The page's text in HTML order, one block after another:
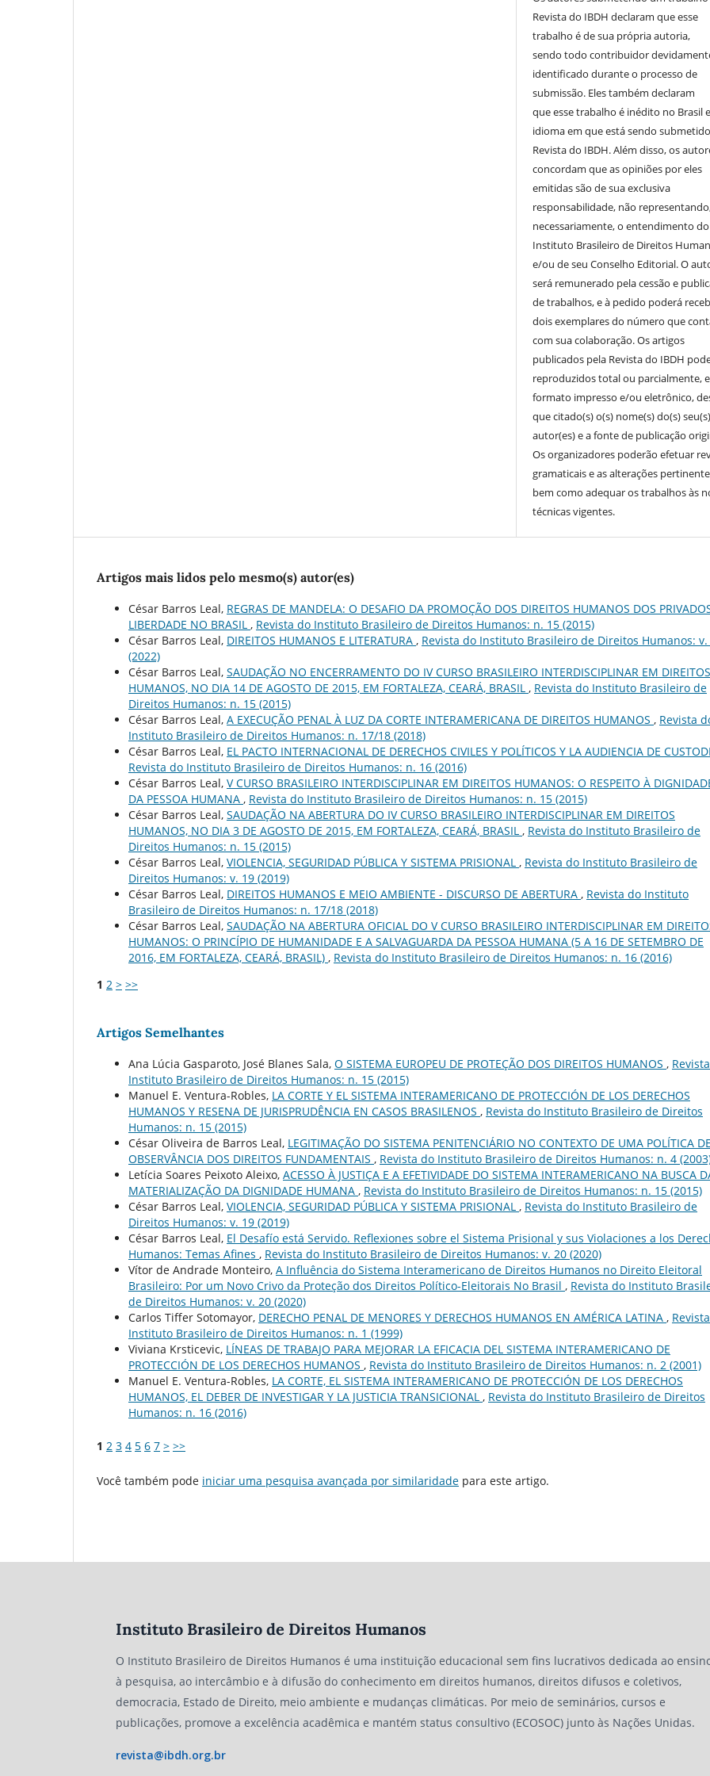
Revista do IBDH declaram que esse
trabalho é de sua própria autoria,
sendo todo contribuidor
identificado durante o processo de
submissão. Eles também declaram
que esse trabalho é inédito no Brasil
idioma em que está sendo
Revista do IBDH. Além disso, os
concordam que as opiniões por eles
emitidas são de sua exclusiva
responsabilidade, não
necessariamente, o entendimento do
Instituto Brasileiro de Direitos
e/ou de seu Conselho Editorial. O
será remunerado pela cessão e
de trabalhos, e à pedido poderá
dois exemplares do número que
com sua colaboração. Os artigos
publicados pela Revista do IBDH
reproduzidos total ou parcialmente,
formato impresso e/ou eletrônico,
que citado(s) o(s) nome(s) do(s) seu(s)
autor(es) e a fonte de publicação
Os organizadores poderão efetuar
gramaticais e as alterações
bem como adequar os trabalhos às
técnicas vigentes.
Artigos mais lidos pelo mesmo(s) autor(es)
César Barros Leal, REGRAS DE MANDELA: O DESAFIO DA PROMOÇÃO DOS DIREITOS HUMANOS DOS
LIBERDADE NO BRASIL , Revista do Instituto Brasileiro de Direitos Humanos: n. 15 (2015)
César Barros Leal, DIREITOS HUMANOS E LITERATURA , Revista do Instituto Brasileiro de Direitos Humanos: v.
(2022)
César Barros Leal, SAUDAÇÃO NO ENCERRAMENTO DO IV CURSO BRASILEIRO INTERDISCIPLINAR EM DIREITOS
HUMANOS, NO DIA 14 DE AGOSTO DE 2015, EM FORTALEZA, CEARÁ, BRASIL , Revista do Instituto Brasileiro de
Direitos Humanos: n. 15 (2015)
César Barros Leal, A EXECUÇÃO PENAL À LUZ DA CORTE INTERAMERICANA DE DIREITOS HUMANOS , Revista
Instituto Brasileiro de Direitos Humanos: n. 17/18 (2018)
César Barros Leal, EL PACTO INTERNACIONAL DE DERECHOS CIVILES Y POLÍTICOS Y LA AUDIENCIA DE
Revista do Instituto Brasileiro de Direitos Humanos: n. 16 (2016)
César Barros Leal, V CURSO BRASILEIRO INTERDISCIPLINAR EM DIREITOS HUMANOS: O RESPEITO À
DA PESSOA HUMANA , Revista do Instituto Brasileiro de Direitos Humanos: n. 15 (2015)
César Barros Leal, SAUDAÇÃO NA ABERTURA DO IV CURSO BRASILEIRO INTERDISCIPLINAR EM DIREITOS
HUMANOS, NO DIA 3 DE AGOSTO DE 2015, EM FORTALEZA, CEARÁ, BRASIL , Revista do Instituto Brasileiro de
Direitos Humanos: n. 15 (2015)
César Barros Leal, VIOLENCIA, SEGURIDAD PÚBLICA Y SISTEMA PRISIONAL , Revista do Instituto Brasileiro de
Direitos Humanos: v. 19 (2019)
César Barros Leal, DIREITOS HUMANOS E MEIO AMBIENTE - DISCURSO DE ABERTURA , Revista do Instituto
Brasileiro de Direitos Humanos: n. 17/18 (2018)
César Barros Leal, SAUDAÇÃO NA ABERTURA OFICIAL DO V CURSO BRASILEIRO INTERDISCIPLINAR EM
HUMANOS: O PRINCÍPIO DE HUMANIDADE E A SALVAGUARDA DA PESSOA HUMANA (5 A 16 DE SETEMBRO DE
2016, EM FORTALEZA, CEARÁ, BRASIL) , Revista do Instituto Brasileiro de Direitos Humanos: n. 16 (2016)
1 2 > >>
Artigos Semelhantes
Ana Lúcia Gasparoto, José Blanes Sala, O SISTEMA EUROPEU DE PROTEÇÃO DOS DIREITOS HUMANOS ,
Instituto Brasileiro de Direitos Humanos: n. 15 (2015)
Manuel E. Ventura-Robles, LA CORTE Y EL SISTEMA INTERAMERICANO DE PROTECCIÓN DE LOS DERECHOS
HUMANOS Y RESENA DE JURISPRUDÊNCIA EN CASOS BRASILENOS , Revista do Instituto Brasileiro de Direitos
Humanos: n. 15 (2015)
César Oliveira de Barros Leal, LEGITIMAÇÃO DO SISTEMA PENITENCIÁRIO NO CONTEXTO DE UMA POLÍTICA DE
OBSERVÂNCIA DOS DIREITOS FUNDAMENTAIS , Revista do Instituto Brasileiro de Direitos Humanos: n. 4
Letícia Soares Peixoto Aleixo, ACESSO À JUSTIÇA E A EFETIVIDADE DO SISTEMA INTERAMERICANO NA BUSCA
MATERIALIZAÇÃO DA DIGNIDADE HUMANA , Revista do Instituto Brasileiro de Direitos Humanos: n. 15 (2015)
César Barros Leal, VIOLENCIA, SEGURIDAD PÚBLICA Y SISTEMA PRISIONAL , Revista do Instituto Brasileiro de
Direitos Humanos: v. 19 (2019)
César Barros Leal, El Desafío está Servido. Reflexiones sobre el Sistema Prisional y sus Violaciones a los
Humanos: Temas Afines , Revista do Instituto Brasileiro de Direitos Humanos: v. 20 (2020)
Vítor de Andrade Monteiro, A Influência do Sistema Interamericano de Direitos Humanos no Direito Eleitoral
Brasileiro: Por um Novo Crivo da Proteção dos Direitos Político-Eleitorais No Brasil , Revista do Instituto
de Direitos Humanos: v. 20 (2020)
Carlos Tiffer Sotomayor, DERECHO PENAL DE MENORES Y DERECHOS HUMANOS EN AMÉRICA LATINA ,
Instituto Brasileiro de Direitos Humanos: n. 1 (1999)
Viviana Krsticevic, LÍNEAS DE TRABAJO PARA MEJORAR LA EFICACIA DEL SISTEMA INTERAMERICANO DE
PROTECCIÓN DE LOS DERECHOS HUMANOS , Revista do Instituto Brasileiro de Direitos Humanos: n. 2 (2001)
Manuel E. Ventura-Robles, LA CORTE, EL SISTEMA INTERAMERICANO DE PROTECCIÓN DE LOS DERECHOS
HUMANOS, EL DEBER DE INVESTIGAR Y LA JUSTICIA TRANSICIONAL , Revista do Instituto Brasileiro de Direitos
Humanos: n. 16 (2016)
1 2 3 4 5 6 7 > >>
Você também pode iniciar uma pesquisa avançada por similaridade para este artigo.
Instituto Brasileiro de Direitos Humanos
O Instituto Brasileiro de Direitos Humanos é uma instituição educacional sem fins lucrativos dedicada ao
à pesquisa, ao intercâmbio e à difusão do conhecimento em direitos humanos, direitos difusos e coletivos,
democracia, Estado de Direito, meio ambiente e mudanças climáticas. Por meio de seminários, cursos e
publicações, promove a excelência acadêmica e mantém status consultivo (ECOSOC) junto às Nações Unidas.
revista@ibdh.org.br